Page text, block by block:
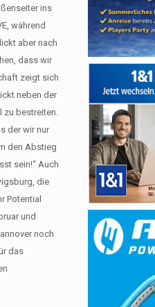
ins
während
aber nach
dass wir
zeigt sich
neben der
zu bestreiten.
der wir nur
den Abstieg
sein!“ Auch
die
Potential
und
noch
das